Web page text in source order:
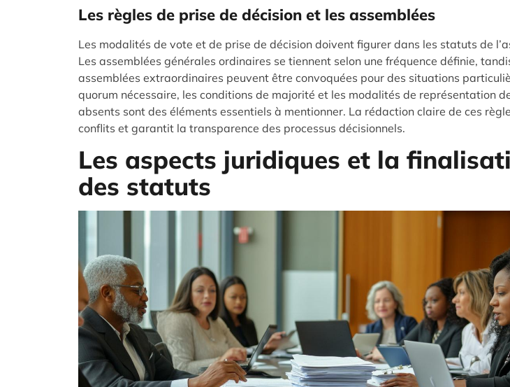
Les règles de prise de décision et les assemblées
Les modalités de vote et de prise de décision doivent figurer dans les statuts de
Les assemblées générales ordinaires se tiennent selon une fréquence définie,
assemblées extraordinaires peuvent être convoquées pour des situations
quorum nécessaire, les conditions de majorité et les modalités de représentation
absents sont des éléments essentiels à mentionner. La rédaction claire de ces
conflits et garantit la transparence des processus décisionnels.
Les aspects juridiques et la
des statuts